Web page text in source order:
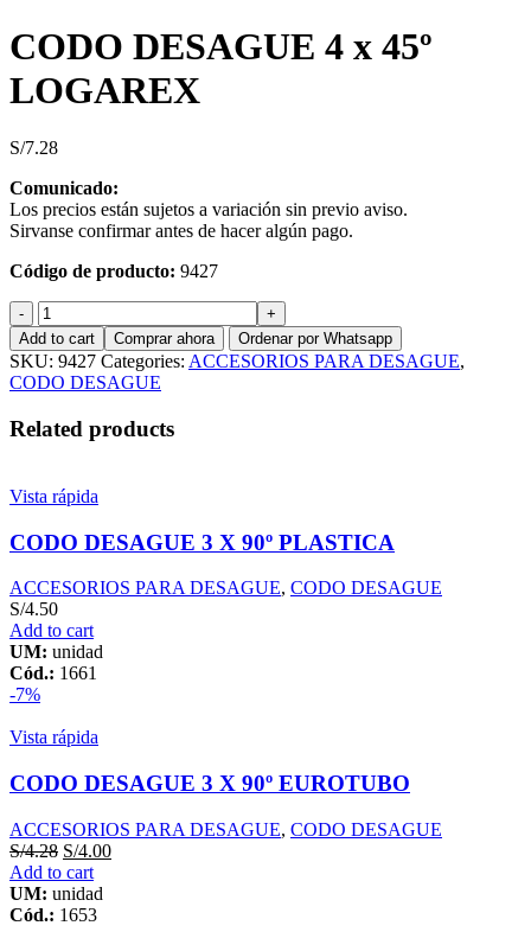
CODO DESAGUE 4 x 45º
LOGAREX
S/7.28
Comunicado:
Los precios están sujetos a variación sin previo aviso.
Sirvanse confirmar antes de hacer algún pago.
Código de producto: 9427
CODO
DESAGUE
4
x
45º
LOGAREX
quantity
Add to cart Comprar ahora Ordenar por Whatsapp
SKU: 9427 Categories: ACCESORIOS PARA DESAGUE,
CODO DESAGUE
Related products
Vista rápida
CODO DESAGUE 3 X 90º PLASTICA
ACCESORIOS PARA DESAGUE, CODO DESAGUE
S/4.50
Add to cart
UM: unidad
Cód.: 1661
-7%
Vista rápida
CODO DESAGUE 3 X 90º EUROTUBO
ACCESORIOS PARA DESAGUE, CODO DESAGUE
S/4.28 S/4.00
Add to cart
UM: unidad
Cód.: 1653